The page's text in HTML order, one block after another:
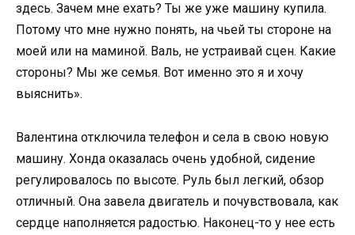
здесь. Зачем мне ехать? Ты же уже машину купила.
Потому что мне нужно понять, на чьей ты стороне на
моей или на маминой. Валь, не устраивай сцен. Какие
стороны? Мы же семья. Вот именно это я и хочу
выяснить».
Валентина отключила телефон и села в свою новую
машину. Хонда оказалась очень удобной, сидение
регулировалось по высоте. Руль был легкий, обзор
отличный. Она завела двигатель и почувствовала, как
сердце наполняется радостью. Наконец-то у нее есть